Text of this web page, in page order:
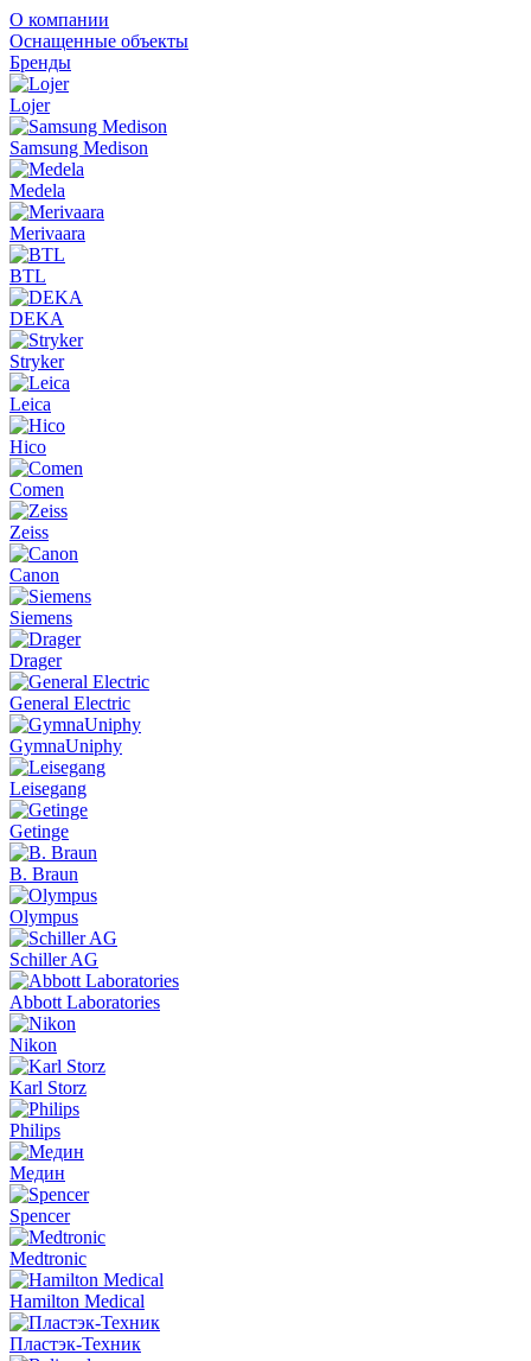
О компании
Оснащенные объекты
Бренды
Lojer
Samsung Medison
Medela
Merivaara
BTL
DEKA
Stryker
Leica
Hico
Comen
Zeiss
Canon
Siemens
Drager
General Electric
GymnaUniphy
Leisegang
Getinge
B. Braun
Olympus
Schiller AG
Abbott Laboratories
Nikon
Karl Storz
Philips
Медин
Spencer
Medtronic
Hamilton Medical
Пластэк-Техник